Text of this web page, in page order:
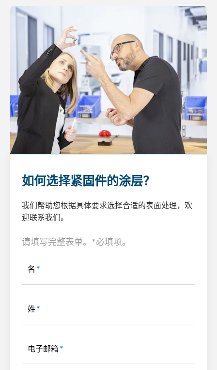
如何选择紧固件的涂层？
我们帮助您根据具体要求选择合适的表面处理，欢
迎联系我们。
请填写完整表单。*必填项。
名 *
姓*
电子邮箱*